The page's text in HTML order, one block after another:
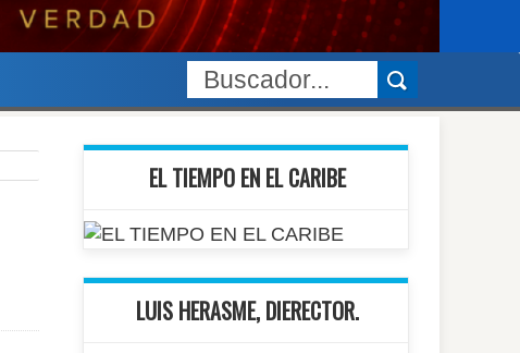
EL TIEMPO EN EL CARIBE
LUIS HERASME, DIERECTOR.